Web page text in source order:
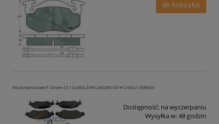
do koszyka
Klocki hamulcowe P Citroen C5 13.0460.3996.2#GDB1447#12940 (1388830)
Dostępność: na wyczerpaniu
Wysyłka w:48 godzin